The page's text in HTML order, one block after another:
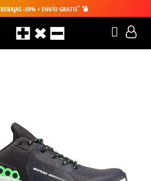
REBAJAS -50% + ENVÍO GRATIS* 💣